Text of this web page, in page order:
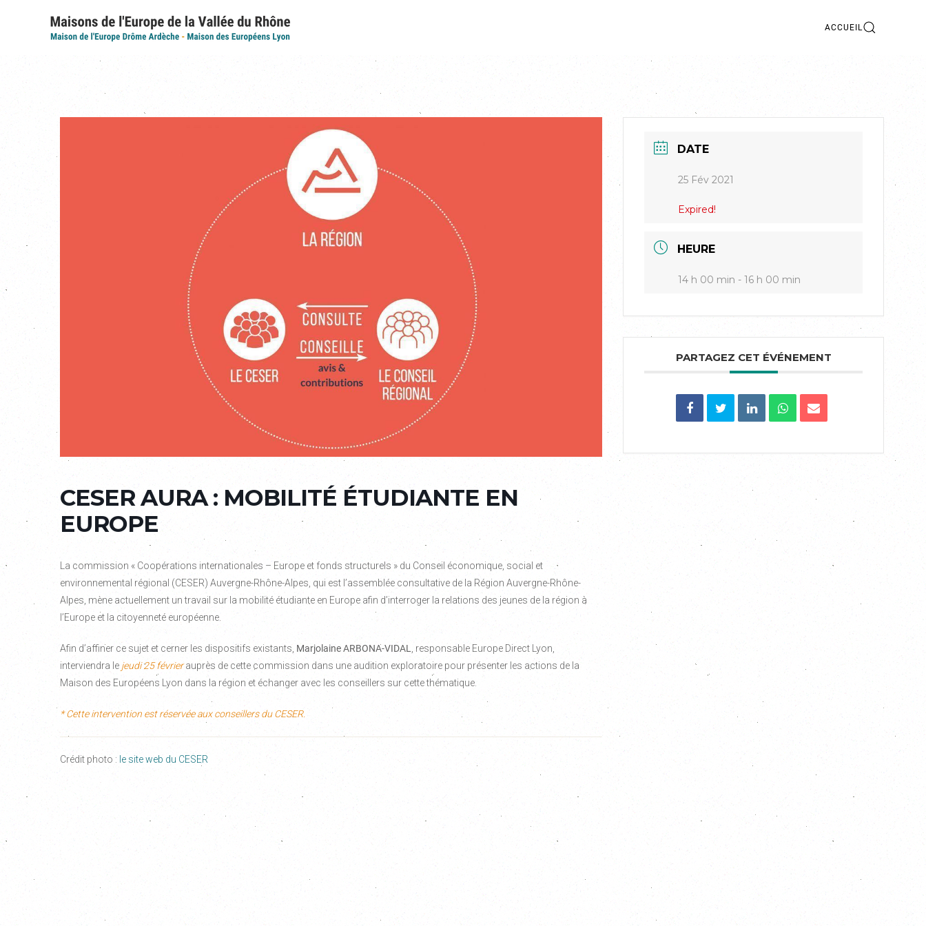
ACCUEIL
CESER AURA : MOBILITÉ ÉTUDIANTE EN
EUROPE
La commission « Coopérations internationales – Europe et fonds structurels » du Conseil économique, social et
environnemental régional (CESER) Auvergne-Rhône-Alpes, qui est l’assemblée consultative de la Région Auvergne-Rhône-
Alpes, mène actuellement un travail sur la mobilité étudiante en Europe afin d’interroger la relations des jeunes de la région à
l’Europe et la citoyenneté européenne.
Afin d’affiner ce sujet et cerner les dispositifs existants, Marjolaine ARBONA-VIDAL, responsable Europe Direct Lyon,
interviendra le jeudi 25 févrierauprès de cette commission dans une audition exploratoire pour présenter les actions de la
Maison des Européens Lyon dans la région et échanger avec les conseillers sur cette thématique.
* Cette intervention est réservée aux conseillers du CESER.
Crédit photo : le site web du CESER
DATE
25 Fév 2021
Expired!
HEURE
14 h 00 min - 16 h 00 min
PARTAGEZ CET ÉVÉNEMENT